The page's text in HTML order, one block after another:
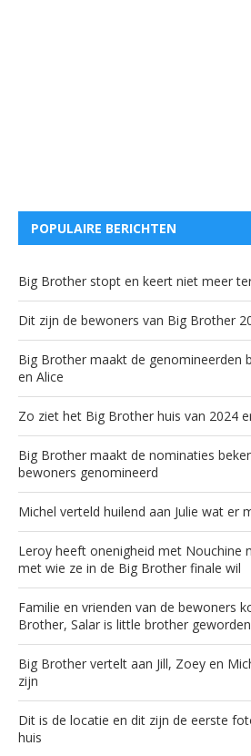
POPULAIRE BERICHTEN
Big Brother stopt en keert niet meer
Dit zijn de bewoners van Big Brother
Big Brother maakt de genomineerden
en Alice
Zo ziet het Big Brother huis van 2024
Big Brother maakt de nominaties
bewoners genomineerd
Michel verteld huilend aan Julie wat er
Leroy heeft onenigheid met Nouchine
met wie ze in de Big Brother finale wil
Familie en vrienden van de bewoners
Brother, Salar is little brother geworden
Big Brother vertelt aan Jill, Zoey en
zijn
Dit is de locatie en dit zijn de eerste
huis